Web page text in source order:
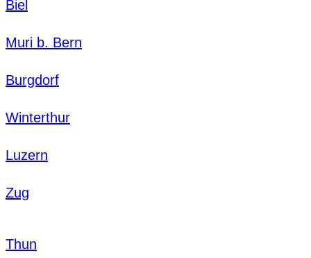
Biel
Muri b. Bern
Burgdorf
Winterthur
Luzern
Zug
Thun